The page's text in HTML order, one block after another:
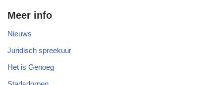
Meer info
Nieuws
Juridisch spreekuur
Het is Genoeg